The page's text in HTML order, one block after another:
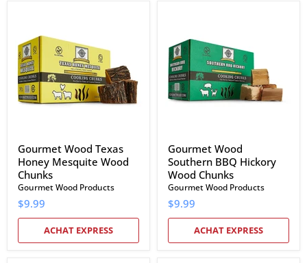
Texas
Honey
Mesquite
Wood
Chunks
Gourmet Wood Texas
Honey Mesquite Wood
Chunks
Gourmet Wood Products
$9.99
ACHAT EXPRESS
BBQ
Hickory
Wood
Chunks
Gourmet Wood
Southern BBQ Hickory
Wood Chunks
Gourmet Wood Products
$9.99
ACHAT EXPRESS